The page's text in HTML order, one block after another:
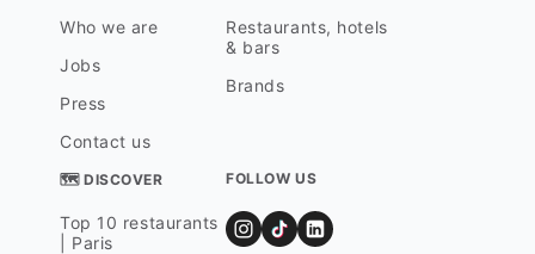
Who we are
Jobs
Press
Contact us
Restaurants, hotels
& bars
Brands
🗺 DISCOVER
Top 10 restaurants
| Paris
FOLLOW US